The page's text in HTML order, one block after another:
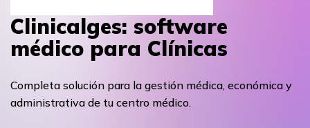
Clinicalges: software
médico para Clínicas
Completa solución para la gestión médica, económica y
administrativa de tu centro médico.